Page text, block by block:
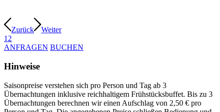
Zurück
Weiter
1 2
ANFRAGEN BUCHEN
Hinweise
Saisonpreise verstehen sich pro Person und Tag ab 3
Übernachtungen inklusive reichhaltigem Frühstücksbuffet. Bis zu 3
Übernachtungen berechnen wir einen Aufschlag von 2,50 € pro